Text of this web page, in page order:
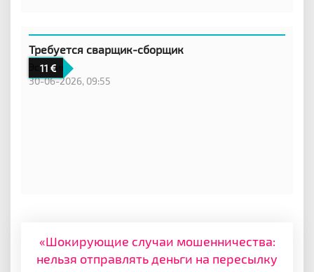
11
Требуется сварщик-сборщик
Эстония
30-06-2026, 09:55
«Шокирующие случаи мошенничества:
нельзя отправлять деньги на пересылку